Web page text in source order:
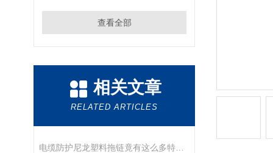
查看全部
相关文章
RELATED ARTICLES
电缆防护尼龙塑料拖链竟有这么多特点！